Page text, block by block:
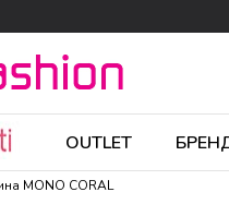
OUTLET
MONO CORAL